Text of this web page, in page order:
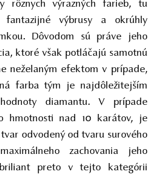
rôznych výrazných farieb, tu
fantazijné výbrusy a okrúhly
Dôvodom sú práve jeho
ktoré však potláčajú samotnú
neželaným efektom v prípade,
farba tým je najdôležitejším
diamantu. V prípade
hmotnosti nad 10 karátov, je
odvodený od tvaru surového
zachovania jeho
preto v tejto kategórii